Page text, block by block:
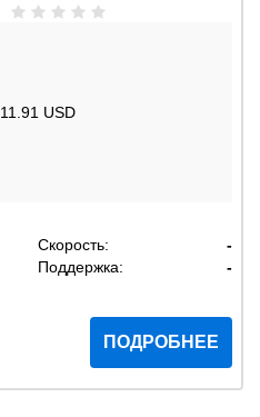
11.91 USD
Скорость:
-
Поддержка: -
ПОДРОБНЕЕ